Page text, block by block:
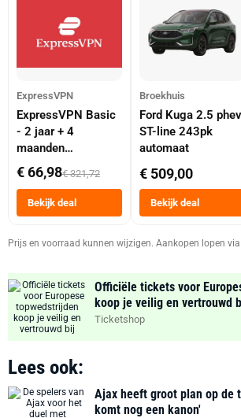
ExpressVPN
ExpressVPN Basic
- 2 jaar + 4
maanden
abonnement
€ 66,98€ 321,72
Bekijk deal
Broekhuis
Ford Kuga 2.5 phev
ST-line 243pk
automaat
€ 509,00
Bekijk deal
Prijs en voorraad kunnen wijzigen. Aankopen lopen via
Officiële tickets voor
koop je veilig en vertrouwd
Ticketshop
Lees ook:
Ajax heeft groot plan op de
komt nog een kanon'